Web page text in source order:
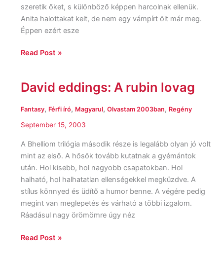
szeretik őket, s különböző képpen harcolnak ellenük.
Anita halottakat kelt, de nem egy vámpírt ölt már meg.
Éppen ezért esze
Read Post »
David eddings: A rubin lovag
Fantasy, Férfi író, Magyarul, Olvastam 2003ban, Regény
September 15, 2003
A Bhelliom trilógia második része is legalább olyan jó volt
mint az első. A hősök tovább kutatnak a gyémántok
után. Hol kisebb, hol nagyobb csapatokban. Hol
halható, hol halhatatlan ellenségekkel megküzdve. A
stílus könnyed és üdítő a humor benne. A végére pedig
megint van meglepetés és várható a többi izgalom.
Ráadásul nagy örömömre úgy néz
David
A
lovag
Read Post »